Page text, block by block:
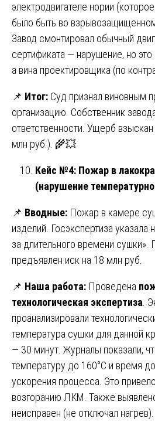
электродвигателе нории
было быть во взрывозащищенном
Завод смонтировал обычный
сертификата — нарушение, но это
а вина проектировщика (по
📌 Итог: Суд признал виновным
организацию. Собственник
ответственности. Ущерб
млн руб.). 🌾💥
Кейс №4: Пожар в
(нарушение
📌 Вводные: Пожар в камере
изделий. Госэкспертиза указала
за длительного времени сушки».
предъявлен иск на 18 млн руб.
📌 Наша работа: Проведена
технологическая экспертиза .
проанализировали
температура сушки для данной
— 30 минут. Журналы показали,
температуру до 160°C и время
ускорения процесса. Это
возгоранию ЛКМ. Также
неисправен (не отключал нагрев).